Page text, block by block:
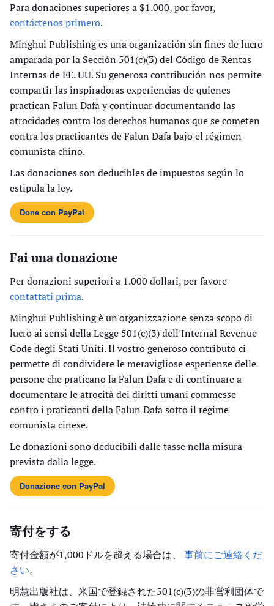
Para donaciones superiores a $1.000, por favor,
contáctenos primero.
Minghui Publishing es una organización sin fines de lucro
amparada por la Sección 501(c)(3) del Código de Rentas
Internas de EE. UU. Su generosa contribución nos permite
compartir las inspiradoras experiencias de quienes
practican Falun Dafa y continuar documentando las
atrocidades contra los derechos humanos que se cometen
contra los practicantes de Falun Dafa bajo el régimen
comunista chino.
Las donaciones son deducibles de impuestos según lo
estipula la ley.
Done con PayPal
Fai una donazione
Per donazioni superiori a 1.000 dollari, per favore
contattati prima.
Minghui Publishing è un'organizzazione senza scopo di
lucro ai sensi della Legge 501(c)(3) dell'Internal Revenue
Code degli Stati Uniti. Il vostro generoso contributo ci
permette di condividere le meravigliose esperienze delle
persone che praticano la Falun Dafa e di continuare a
documentare le atrocità dei diritti umani commesse
contro i praticanti della Falun Dafa sotto il regime
comunista cinese.
Le donazioni sono deducibili dalle tasse nella misura
prevista dalla legge.
Donazione con PayPal
寄付をする
寄付金額が1,000ドルを超える場合は、 事前にご連絡くだ
さい。
明慧出版社は、米国で登録された501(c)(3)の非営利団体で